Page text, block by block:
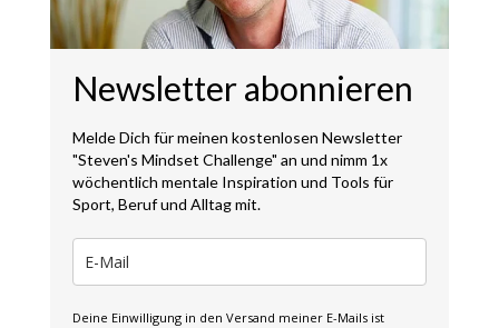
Newsletter abonnieren
Melde Dich für meinen kostenlosen Newsletter
"Steven's Mindset Challenge" an und nimm 1x
wöchentlich mentale Inspiration und Tools für
Sport, Beruf und Alltag mit.
Deine Einwilligung in den Versand meiner E-Mails ist